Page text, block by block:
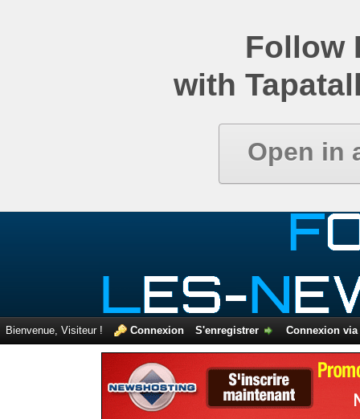
Follow
with
Open in
Bienvenue, Visiteur ! Connexion S'enregistrer Connexion via